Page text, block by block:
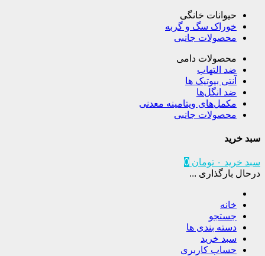
حیوانات خانگی
خوراک سگ و گربه
محصولات جانبی
محصولات دامی
ضد التهاب
آنتی بیوتیک ها
ضد انگل‌ها
مکمل‌های ویتامینه معدنی
محصولات جانبی
سبد خرید
سبد خرید ۰ تومان 0
درحال بارگذاری ...
خانه
جستجو
دسته بندی ها
سبد خرید
حساب کاربری